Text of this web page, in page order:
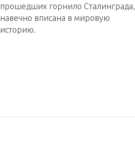
прошедших горнило Сталинграда,
навечно вписана в мировую
историю.